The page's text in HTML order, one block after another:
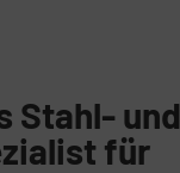
Stahl- und
für